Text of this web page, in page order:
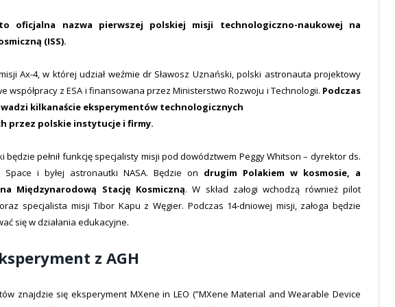
oficjalna nazwa pierwszej polskiej misji technologiczno-naukowej na
(ISS).
Ax-4, w której udział weźmie dr Sławosz Uznański, polski astronauta projektowy
współpracy z ESA i finansowana przez Ministerstwo Rozwoju i Technologii. Podczas
kilkanaście eksperymentów technologicznych
przez polskie instytucje i firmy.
będzie pełnił funkcję specjalisty misji pod dowództwem Peggy Whitson – dyrektor ds.
i byłej astronautki NASA. Będzie on drugim Polakiem w kosmosie, a
Międzynarodową Stację Kosmiczną. W skład załogi wchodzą również pilot
specjalista misji Tibor Kapu z Węgier. Podczas 14-dniowej misji, załoga będzie
się w działania edukacyjne.
z AGH
znajdzie się eksperyment MXene in LEO (”MXene Material and Wearable Device